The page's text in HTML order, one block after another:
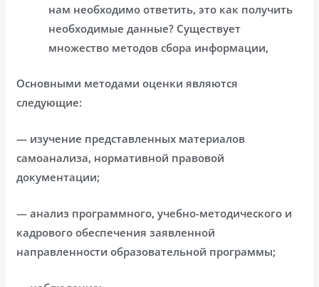
нам необходимо ответить, это как получить
необходимые данные? Существует
множество методов сбора информации,
Основными методами оценки являются
следующие:
— изучение представленных материалов
самоанализа, нормативной правовой
документации;
— анализ программного, учебно-методического и
кадрового обеспечения заявленной
направленности образовательной программы;